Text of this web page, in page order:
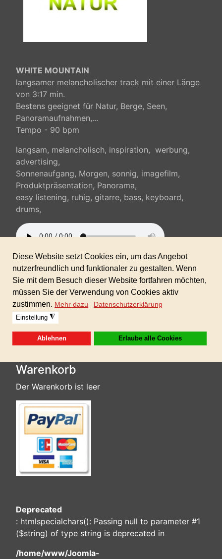
WHITE MOUNTAIN
langsamer melancholischer track mit einer Länge
von 3:17 min.
Bestens geeignet für Natur, Berge, Seen,
Panoramaufnahmen,...
Tempo - 90 bpm
langsam, melancholisch, inspiration, werbung,
advertising,
Sonnenaufgang, Morgen, sonnig, imagefilm,
Produktpräsentation, Panorama,
easy listening, ruhig, gitarre, bass, keyboard,
drums,
Sofortdownload nach erhaltener Zahlung inkl.
gewerblicher Lizenz!
Zeitlich und räumlich unbegrenzt verwendbar.
(keine Folgekosten)
Warenkorb
Der Warenkorb ist leer
Deprecated
: htmlspecialchars(): Passing null to parameter #1
($string) of type string is deprecated in
/home/www/Joomla-